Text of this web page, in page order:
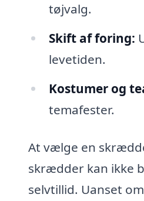
tøjvalg.
Skift af foring:
levetiden.
Kostumer og
temafester.
At vælge en
skrædder kan ikke
selvtillid. Uanset